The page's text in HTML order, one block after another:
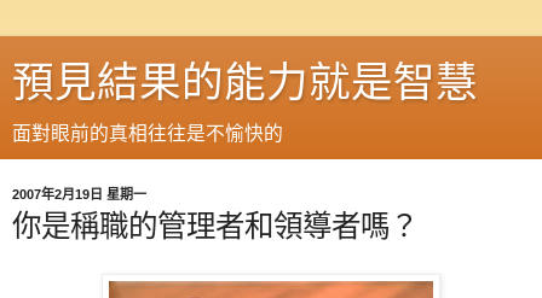
預見結果的能力就是智慧
面對眼前的真相往往是不愉快的
2007年2月19日 星期一
你是稱職的管理者和領導者嗎？